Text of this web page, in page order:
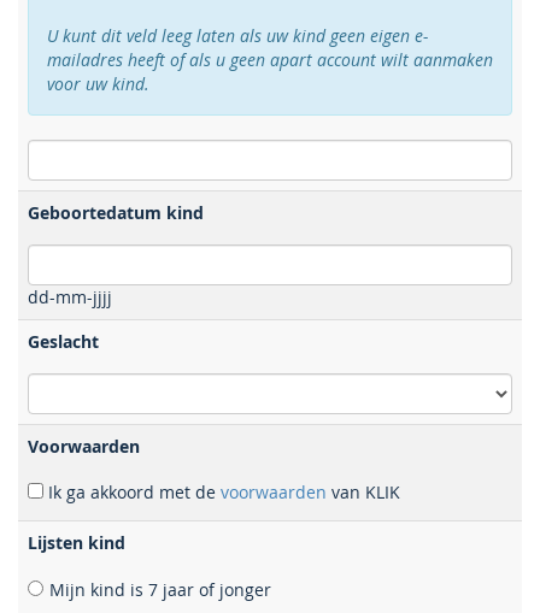
U kunt dit veld leeg laten als uw kind geen eigen e-
mailadres heeft of als u geen apart account wilt aanmaken
voor uw kind.
Geboortedatum kind
dd-mm-jjjj
Geslacht
Voorwaarden
Ik ga akkoord met de voorwaarden van KLIK
Lijsten kind
Mijn kind is 7 jaar of jonger